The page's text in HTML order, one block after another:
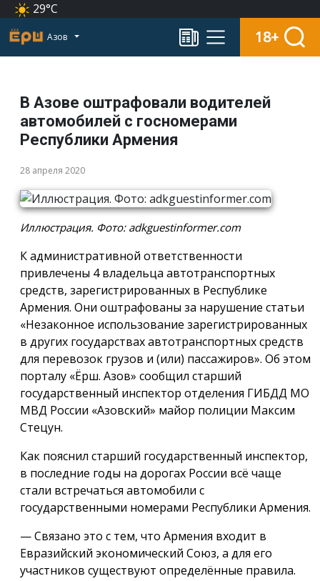
29°C
Азов 18+
В Азове оштрафовали водителей
автомобилей с госномерами
Республики Армения
28 апреля 2020
Иллюстрация. Фото: adkguestinformer.com
К административной ответственности
привлечены 4 владельца автотранспортных
средств, зарегистрированных в Республике
Армения. Они оштрафованы за нарушение статьи
«Незаконное использование зарегистрированных
в других государствах автотранспортных средств
для перевозок грузов и (или) пассажиров». Об этом
порталу «Ёрш. Азов» сообщил старший
государственный инспектор отделения ГИБДД МО
МВД России «Азовский» майор полиции Максим
Стецун.
Как пояснил старший государственный инспектор,
в последние годы на дорогах России всё чаще
стали встречаться автомобили с
государственными номерами Республики Армения.
— Связано это с тем, что Армения входит в
Евразийский экономический Союз, а для его
участников существуют определённые правила.